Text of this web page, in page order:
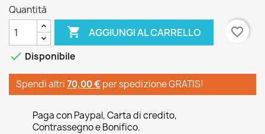
Quantità
 AGGIUNGI AL CARRELLO
favorite_border
 Disponibile
Spendi altri70,00 € per spedizione GRATIS!
Paga con Paypal, Carta di credito,
Contrassegno e Bonifico.